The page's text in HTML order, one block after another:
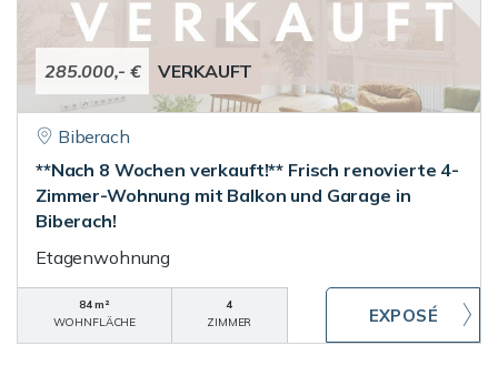
285.000,- € VERKAUFT
Biberach
**Nach 8 Wochen verkauft!** Frisch renovierte 4-
Zimmer-Wohnung mit Balkon und Garage in
Biberach!
Etagenwohnung
84 m²
WOHNFLÄCHE
4
ZIMMER